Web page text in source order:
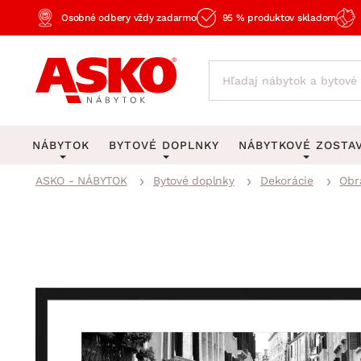
Osobné odbery vždy zadarmo 95 % produktov skladom
NÁBYTOK
Spálňa
Pracovňa a kancelária
BYTOVÉ DOPLNKY
Kúpeľňové predložky
Zobrazit vše
Stojacie lampy
Zobrazit vše
NÁBYTKOVÉ
Kuchynské
Predsieňové
ASKO - NÁBYTOK Bytové doplnky Dekorácie